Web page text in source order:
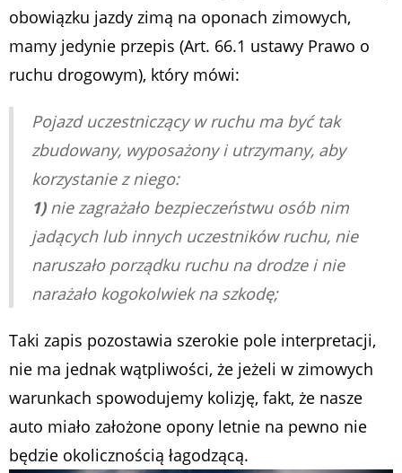
obowiązku jazdy zimą na oponach zimowych,
mamy jedynie przepis (Art. 66.1 ustawy Prawo o
ruchu drogowym), który mówi:
Pojazd uczestniczący w ruchu ma być tak
zbudowany, wyposażony i utrzymany, aby
korzystanie z niego:
1) nie zagrażało bezpieczeństwu osób nim
jadących lub innych uczestników ruchu, nie
naruszało porządku ruchu na drodze i nie
narażało kogokolwiek na szkodę;
Taki zapis pozostawia szerokie pole interpretacji,
nie ma jednak wątpliwości, że jeżeli w zimowych
warunkach spowodujemy kolizję, fakt, że nasze
auto miało założone opony letnie na pewno nie
będzie okolicznością łagodzącą.